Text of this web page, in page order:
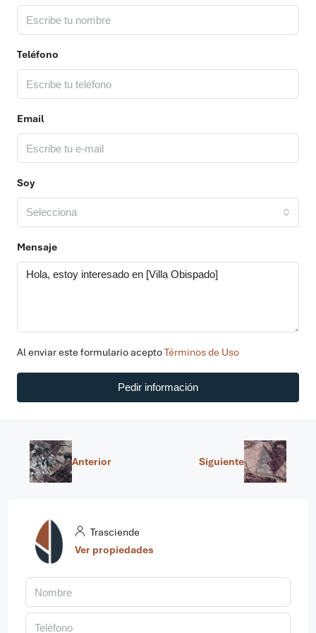
Teléfono
Email
Soy
Selecciona
Mensaje
Al enviar este formulario aceptoTérminos de Uso
Pedir información
Anterior Siguiente
Trasciende
Ver propiedades